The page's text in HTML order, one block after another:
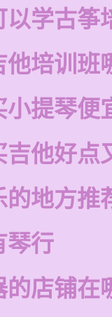
以学古筝
他培训班
小提琴便
吉他好点
的地方推
琴行
的店铺在